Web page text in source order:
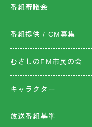
番組審議会
番組提供 / CM募集
むさしのFM市民の会
キャラクター
放送番組基準